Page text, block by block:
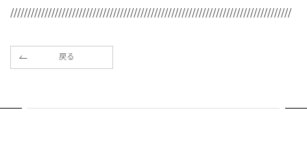
//////////////////////////////////////////////////////////////////////////////////
戻る